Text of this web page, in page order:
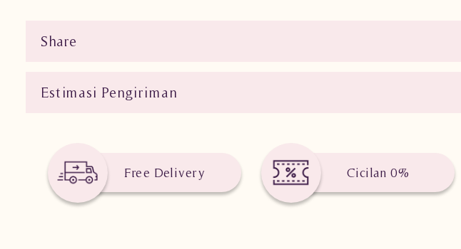
Share
Estimasi Pengiriman
Free Delivery Cicilan 0%